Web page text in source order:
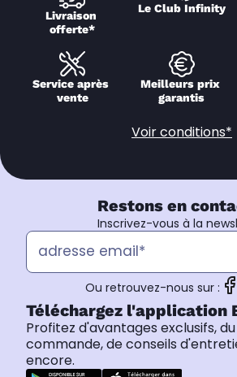
Livraison
offerte*
Le Club Infinity
Service après
vente
Meilleurs prix
garantis
Voir conditions*
Restons en
Inscrivez-vous à la
Ou retrouvez-nous sur :
Téléchargez l'application
Profitez d'avantages exclusifs,
commande, de conseils
encore.